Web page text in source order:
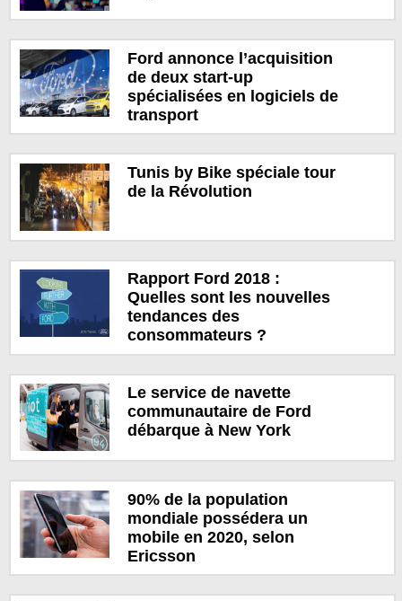
Ford annonce l’acquisition
de deux start-up
spécialisées en logiciels de
transport
Tunis by Bike spéciale tour
de la Révolution
Rapport Ford 2018 :
Quelles sont les nouvelles
tendances des
consommateurs ?
Le service de navette
communautaire de Ford
débarque à New York
90% de la population
mondiale possédera un
mobile en 2020, selon
Ericsson